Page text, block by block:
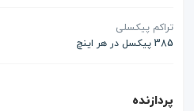
تراکم پیکسلی
385 پیکسل در هر اینچ
پردازنده